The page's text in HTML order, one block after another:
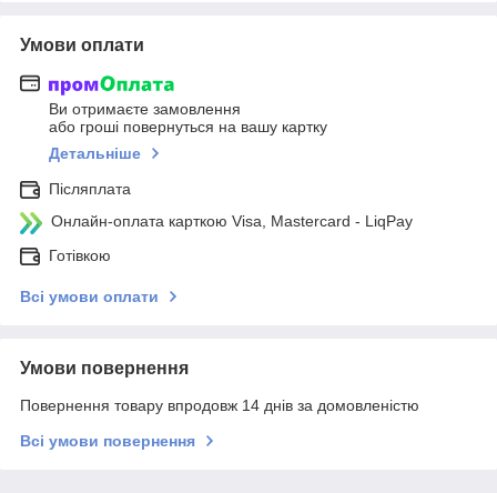
Умови оплати
Ви отримаєте замовлення
або гроші повернуться на вашу картку
Детальніше
Післяплата
Онлайн-оплата карткою Visa, Mastercard - LiqPay
Готівкою
Всі умови оплати
Умови повернення
Повернення товару впродовж 14 днів за домовленістю
Всі умови повернення